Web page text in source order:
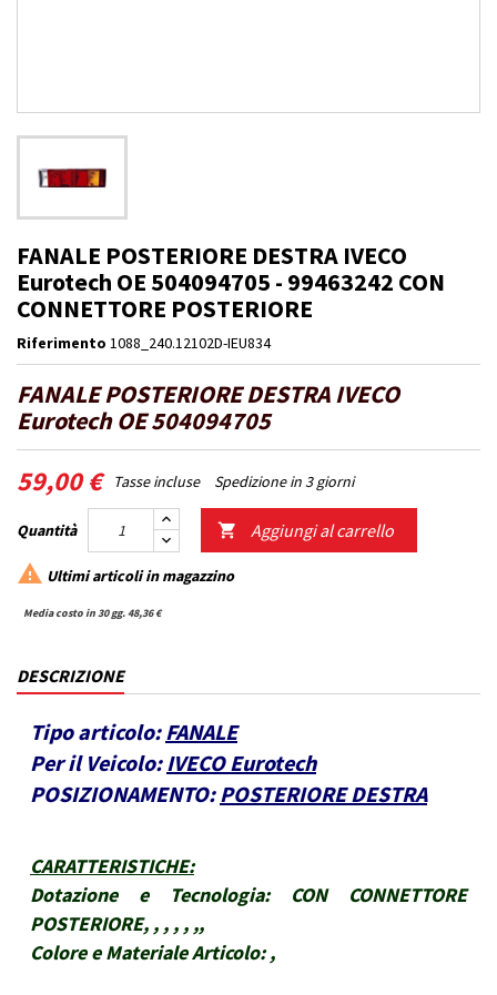
FANALE POSTERIORE DESTRA IVECO
Eurotech OE 504094705 - 99463242 CON
CONNETTORE POSTERIORE
Riferimento 1088_240.12102D-IEU834
FANALE POSTERIORE DESTRA IVECO
Eurotech OE 504094705
59,00 € Tasse incluse Spedizione in 3 giorni
Quantità  Aggiungi al carrello
 Ultimi articoli in magazzino
Media costo in 30 gg. 48,36 €
DESCRIZIONE
Tipo articolo: FANALE
Per il Veicolo: IVECO Eurotech
POSIZIONAMENTO: POSTERIORE DESTRA
CARATTERISTICHE:
Dotazione e Tecnologia:
CON CONNETTORE
POSTERIORE, , , , , ,,
Colore e Materiale Articolo: ,